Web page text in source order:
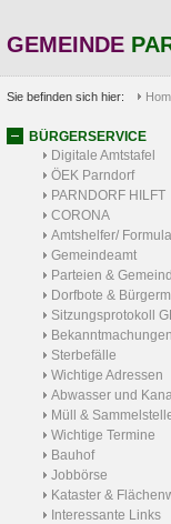
GEMEINDE
Sie befinden sich hier:
BÜRGERSERVICE
Digitale Amtstafel
ÖEK Parndorf
PARNDORF HILFT
CORONA
Amtshelfer/
Gemeindeamt
Parteien &
Dorfbote &
Sitzungsprotokoll
Bekanntmachungen
Sterbefälle
Wichtige Adressen
Abwasser und
Müll &
Wichtige Termine
Bauhof
Jobbörse
Kataster &
Interessante Links